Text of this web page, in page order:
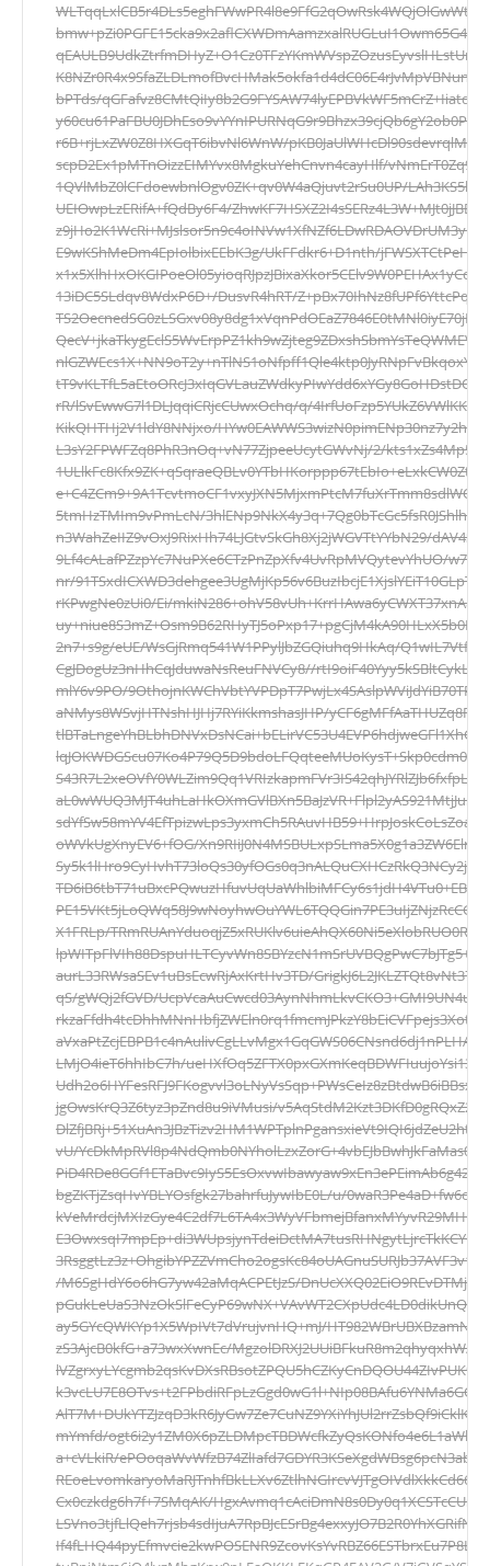
bPTds/
r6B+rjLxZW0Z8HXGqT6ibvNl6WnW/
scpD2Ex1pMTnOizzEIMYvx8MgkuYehCnvn4cayHlf/
1QVlMbZ0lCFdoewbnlOgv0ZK+qv0W4aQjuvt2rSu0UP/
UEIOwpLzERifA+fQdBy6F4/
E9wKShMeDm4EpIolbixEEbK3g/UkFFdkr6+D1nth/
13iDC5SLdqv8WdxP6D+/DusvR4hRT/
rR/lSvEwwG7l1DLJqqiCRjcCUwxOchq/q/
KikQHTHj2V1ldY8NNjxo/HYw0EAWWS3wizN0pimENp30nz7y2hol/
L3sY2FPWFZq8PhR3nOq+vN77ZjpeeUcytGWvNj/2/
5tmHzTMIm9vPmLcN/
n3WahZeIIZ9vOxJ9RixHh74LJGtvSkGh8Xj2jWGVTtYYbN29/
9Lf4cALafPZzpYc7NuPXe6CTzPnZpXfv4UvRpMVQytevYhUO/
nr/
rKPwgNe0zUi0/Ei/
2n7+s9g/eUE/WsGjRmq541W1PPylJbZGQiuhq9HkAq/
CgJDogUz3nHhCqJduwaNsReuFNVCy8//
mlY6v9PO/
aNMys8WSvjHTNshHJHj7RYiKkmshasJHP/
oWVkUgXnyEV6+fOG/
TD6iB6tbT71uBxcPQwuzHfuvUqUaWhlbiMFCy6s1jdH4VTu0+EB/
X1FRLp/
aurL33RWsaSEv1uBsEcwRjAxKrtHv3TD/
qS/gWQj2fGVD/
LMjO4ieT6hhIbC7h/
jgOwsKrQ3Z6tyz3pZnd8u9iVMusi/
vU/
bgZKTjZsqHvYBLYOsfgk27bahrfuJywIbE0L/u/
/M6SgHdY6o6hG7yw42aMqACPEtJzS/
ay5GYcQWKYp1X5WpIVt7dVrujvnHQ+mJ/
zS3AjcB0kfG+a73wxXwnEc/MgzolDRXJ2UUiBFkuR8m2qhyqxhW/
mYmfd/
a+cVLkiR/
Cx0czkdg6h7f+7SMqAK/